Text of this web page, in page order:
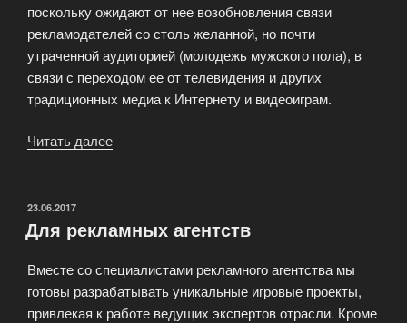
поскольку ожидают от нее возобновления связи
рекламодателей со столь желанной, но почти
утраченной аудиторией (молодежь мужского пола), в
связи с переходом ее от телевидения и других
традиционных медиа к Интернету и видеоиграм.
Читать далее
Game»
ОПУБЛИКОВАНО
23.06.2017
Для рекламных агентств
Вместе со специалистами рекламного агентства мы
готовы разрабатывать уникальные игровые проекты,
привлекая к работе ведущих экспертов отрасли. Кроме